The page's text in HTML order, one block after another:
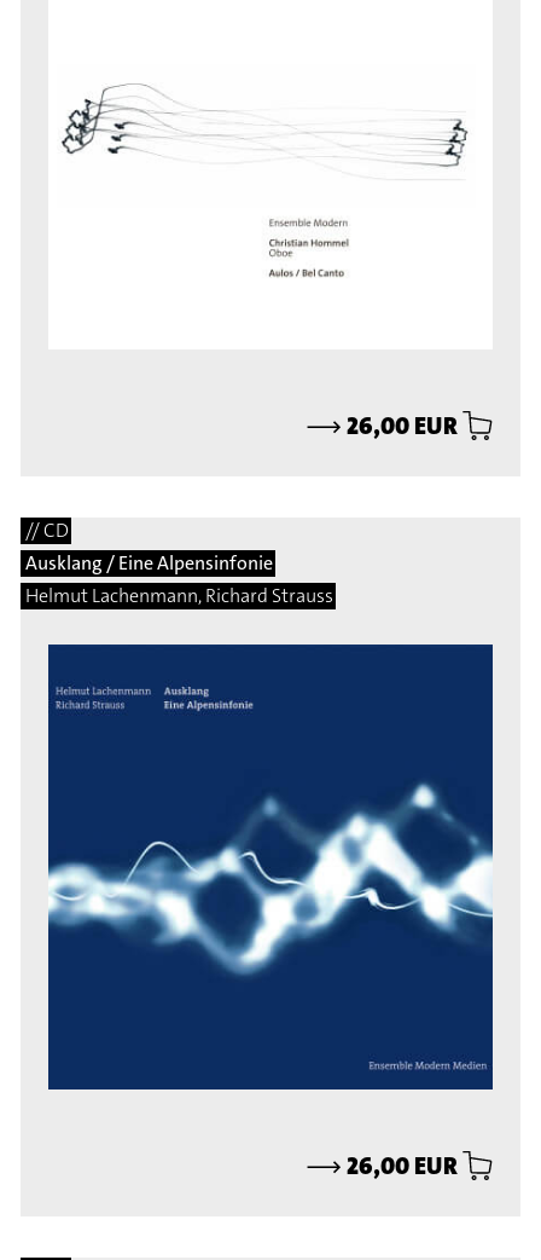
⟶26,00 EUR
// CD
Ausklang / Eine Alpensinfonie
Helmut Lachenmann, Richard Strauss
⟶26,00 EUR